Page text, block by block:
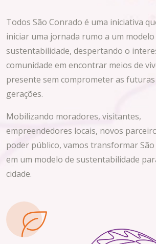
Todos São Conrado é uma iniciativa
iniciar uma jornada rumo a um modelo
sustentabilidade, despertando o
comunidade em encontrar meios de
presente sem comprometer as futuras
gerações.
Mobilizando moradores, visitantes,
empreendedores locais, novos
poder público, vamos transformar
em um modelo de sustentabilidade
cidade.